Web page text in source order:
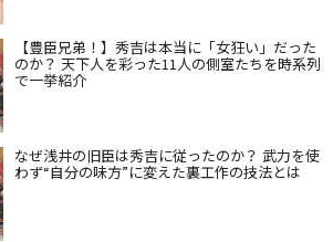
【豊臣兄弟！】秀吉は本当に「女狂い」だった
のか？ 天下人を彩った11人の側室たちを時系列
で一挙紹介
なぜ浅井の旧臣は秀吉に従ったのか？ 武力を使
わず“自分の味方”に変えた裏工作の技法とは